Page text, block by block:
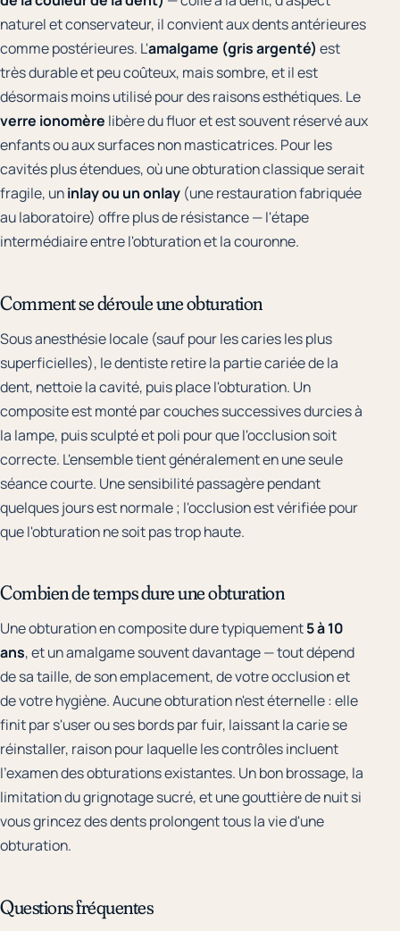
naturel et conservateur, il convient aux dents antérieures
comme postérieures. L'amalgame (gris argenté) est
très durable et peu coûteux, mais sombre, et il est
désormais moins utilisé pour des raisons esthétiques. Le
verre ionomère libère du fluor et est souvent réservé aux
enfants ou aux surfaces non masticatrices. Pour les
cavités plus étendues, où une obturation classique serait
fragile, uninlay ou un onlay (une restauration fabriquée
au laboratoire) offre plus de résistance — l'étape
intermédiaire entre l'obturation et la couronne.
Comment se déroule une obturation
Sous anesthésie locale (sauf pour les caries les plus
superficielles), le dentiste retire la partie cariée de la
dent, nettoie la cavité, puis place l'obturation. Un
composite est monté par couches successives durcies à
la lampe, puis sculpté et poli pour que l'occlusion soit
correcte. L'ensemble tient généralement en une seule
séance courte. Une sensibilité passagère pendant
quelques jours est normale ; l'occlusion est vérifiée pour
que l'obturation ne soit pas trop haute.
Combien de temps dure une obturation
Une obturation en composite dure typiquement5 à 10
ans, et un amalgame souvent davantage — tout dépend
de sa taille, de son emplacement, de votre occlusion et
de votre hygiène. Aucune obturation n'est éternelle : elle
finit par s'user ou ses bords par fuir, laissant la carie se
réinstaller, raison pour laquelle les contrôles incluent
l'examen des obturations existantes. Un bon brossage, la
limitation du grignotage sucré, et une gouttière de nuit si
vous grincez des dents prolongent tous la vie d'une
obturation.
Questions fréquentes